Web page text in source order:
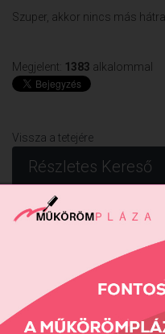
Szuper, akkor nincs más
Megjelent: 1383 alkalommal
Vissza a tetejére
Részletes Kereső
Keresés...